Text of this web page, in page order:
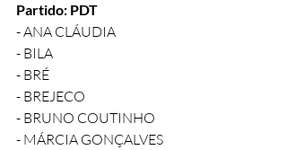
Partido: PDT
- ANA CLÁUDIA
- BILA
- BRÉ
- BREJECO
- BRUNO COUTINHO
- MÁRCIA GONÇALVES